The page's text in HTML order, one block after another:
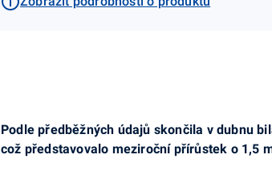
Podle předběžných údajů skončila v dubnu
což představovalo meziroční přírůstek o 1,5